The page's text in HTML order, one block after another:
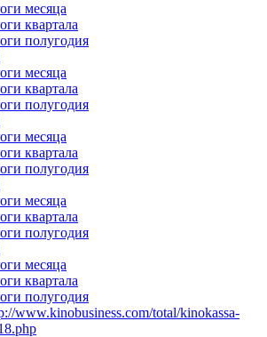
месяца
квартала
полугодия
месяца
квартала
полугодия
месяца
квартала
полугодия
месяца
квартала
полугодия
месяца
квартала
полугодия
www.kinobusiness.com/total/kinokassa-